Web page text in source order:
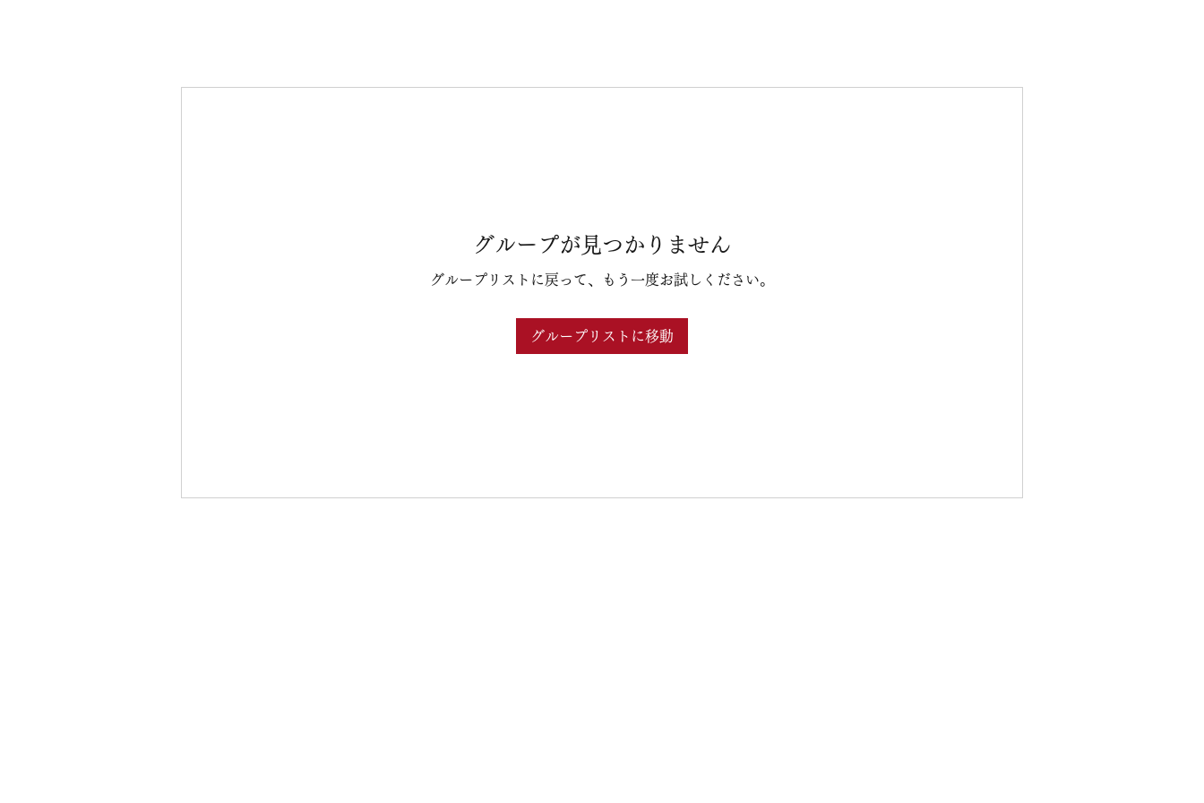
グループが見つかりません
グループリストに戻って、もう一度お試しください。
グループリストに移動